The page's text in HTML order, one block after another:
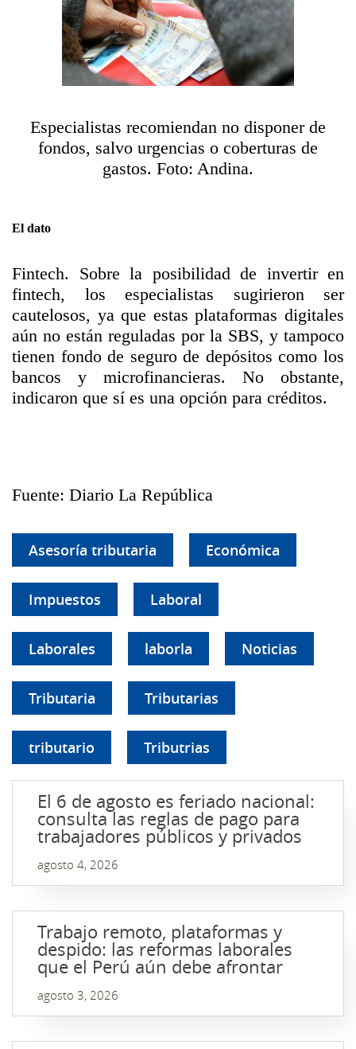
Especialistas recomiendan no disponer de
fondos, salvo urgencias o coberturas de
gastos. Foto: Andina.
El dato
Fintech. Sobre la posibilidad de invertir en
fintech, los especialistas sugirieron ser
cautelosos, ya que estas plataformas digitales
aún no están reguladas por la SBS, y tampoco
tienen fondo de seguro de depósitos como los
bancos y microfinancieras. No obstante,
indicaron que sí es una opción para créditos.
Fuente: Diario La República
Asesoría tributaria Económica
Impuestos Laboral
Laborales laborla Noticias
Tributaria Tributarias
tributario Tributrias
El 6 de agosto es feriado nacional:
consulta las reglas de pago para
trabajadores públicos y privados
agosto 4, 2026
Trabajo remoto, plataformas y
despido: las reformas laborales
que el Perú aún debe afrontar
agosto 3, 2026